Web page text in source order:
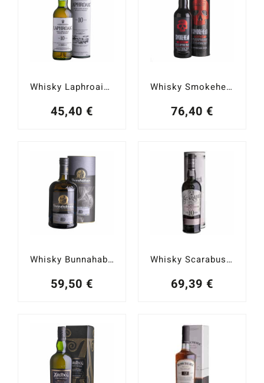
Whisky Laphroaig 10 YO Islay Single Malt 40%
45,40 €
Whisky Smokehead Sherry Finish Islay Single Malt 48%
76,40 €
Whisky Bunnahabhain Toiteach a Dhà Islay Single Malt 46,3%
59,50 €
Whisky Scarabus 10 YO Islay Single Malt 46%
69,39 €